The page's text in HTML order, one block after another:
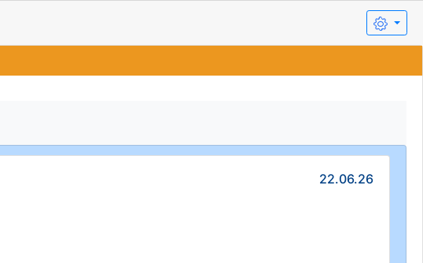
22.06.26